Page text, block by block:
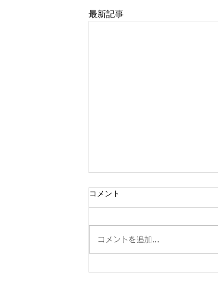
最新記事
コメント
コメントを追加…